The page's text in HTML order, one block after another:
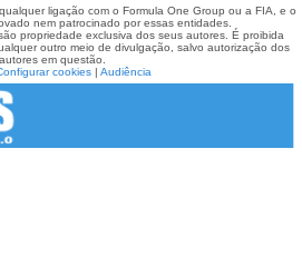
ligação com o Formula One Group ou a FIA, e o
nem patrocinado por essas entidades.
propriedade exclusiva dos seus autores. É proibida
outro meio de divulgação, salvo autorização dos
autores em questão.
cookies| Audiência